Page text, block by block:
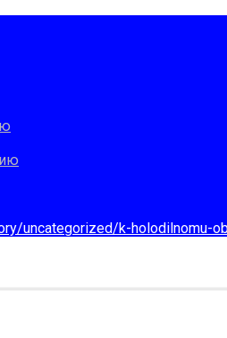
uncategorized/k-holodilnomu-